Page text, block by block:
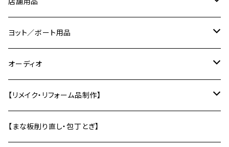
ソープディッシュ
風呂椅子
キーホルダー
壁かざり
トレー・お盆
【ギターパーツ制作】
治具
研ぎ用品
単管エンドキャップ
サインプレート
ディスプレイ用品
ヨット／ボート用品
船内小物
テーブル
差し板
オーディオ
オーディオラック
インシュレーター
【リメイク・リフォーム品制作】
バットから制作
【まな板削り直し・包丁とぎ】